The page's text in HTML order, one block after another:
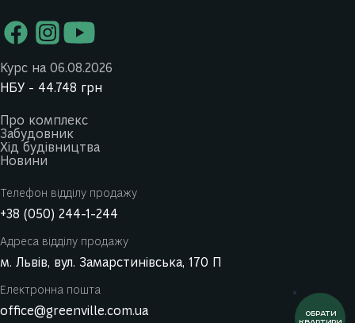
ОБРАТИ
Курс на 06.08.2026
НБУ - 44.748 грн
Про комплекс
Забудовник
Хід будівництва
Новини
Телефон відділу продажу
+38 (050) 244-1-244
Адреса відділу продажу
м. Львів, вул. Замарстинівська, 170 П
Електронна пошта
office@greenville.com.ua